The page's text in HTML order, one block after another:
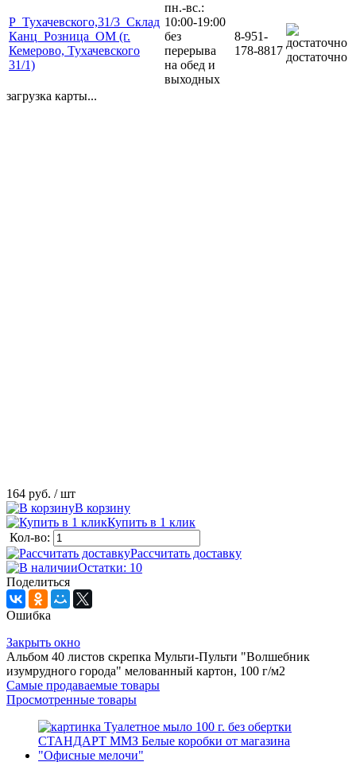
Р_Тухачевского,31/3_Склад
Канц_Розница_ОМ (г.
Кемерово, Тухачевского
31/1)
пн.-вс.:
10:00-19:00
без
перерыва
на обед и
выходных
8-951-
178-8817 достаточно
загрузка карты...
164 руб. / шт
В корзину
Купить в 1 клик
Кол-во:
Рассчитать доставку
Остатки: 10
Поделиться
Ошибка
Закрыть окно
Альбом 40 листов скрепка Мульти-Пульти "Волшебник
изумрудного города" мелованный картон, 100 г/м2
Самые продаваемые товары
Просмотренные товары